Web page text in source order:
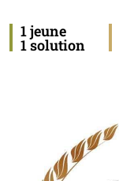
1 jeune
1 solution